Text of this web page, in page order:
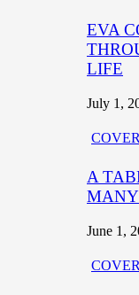
EVA
LIFE
July 1,
A
MANY
June 1,